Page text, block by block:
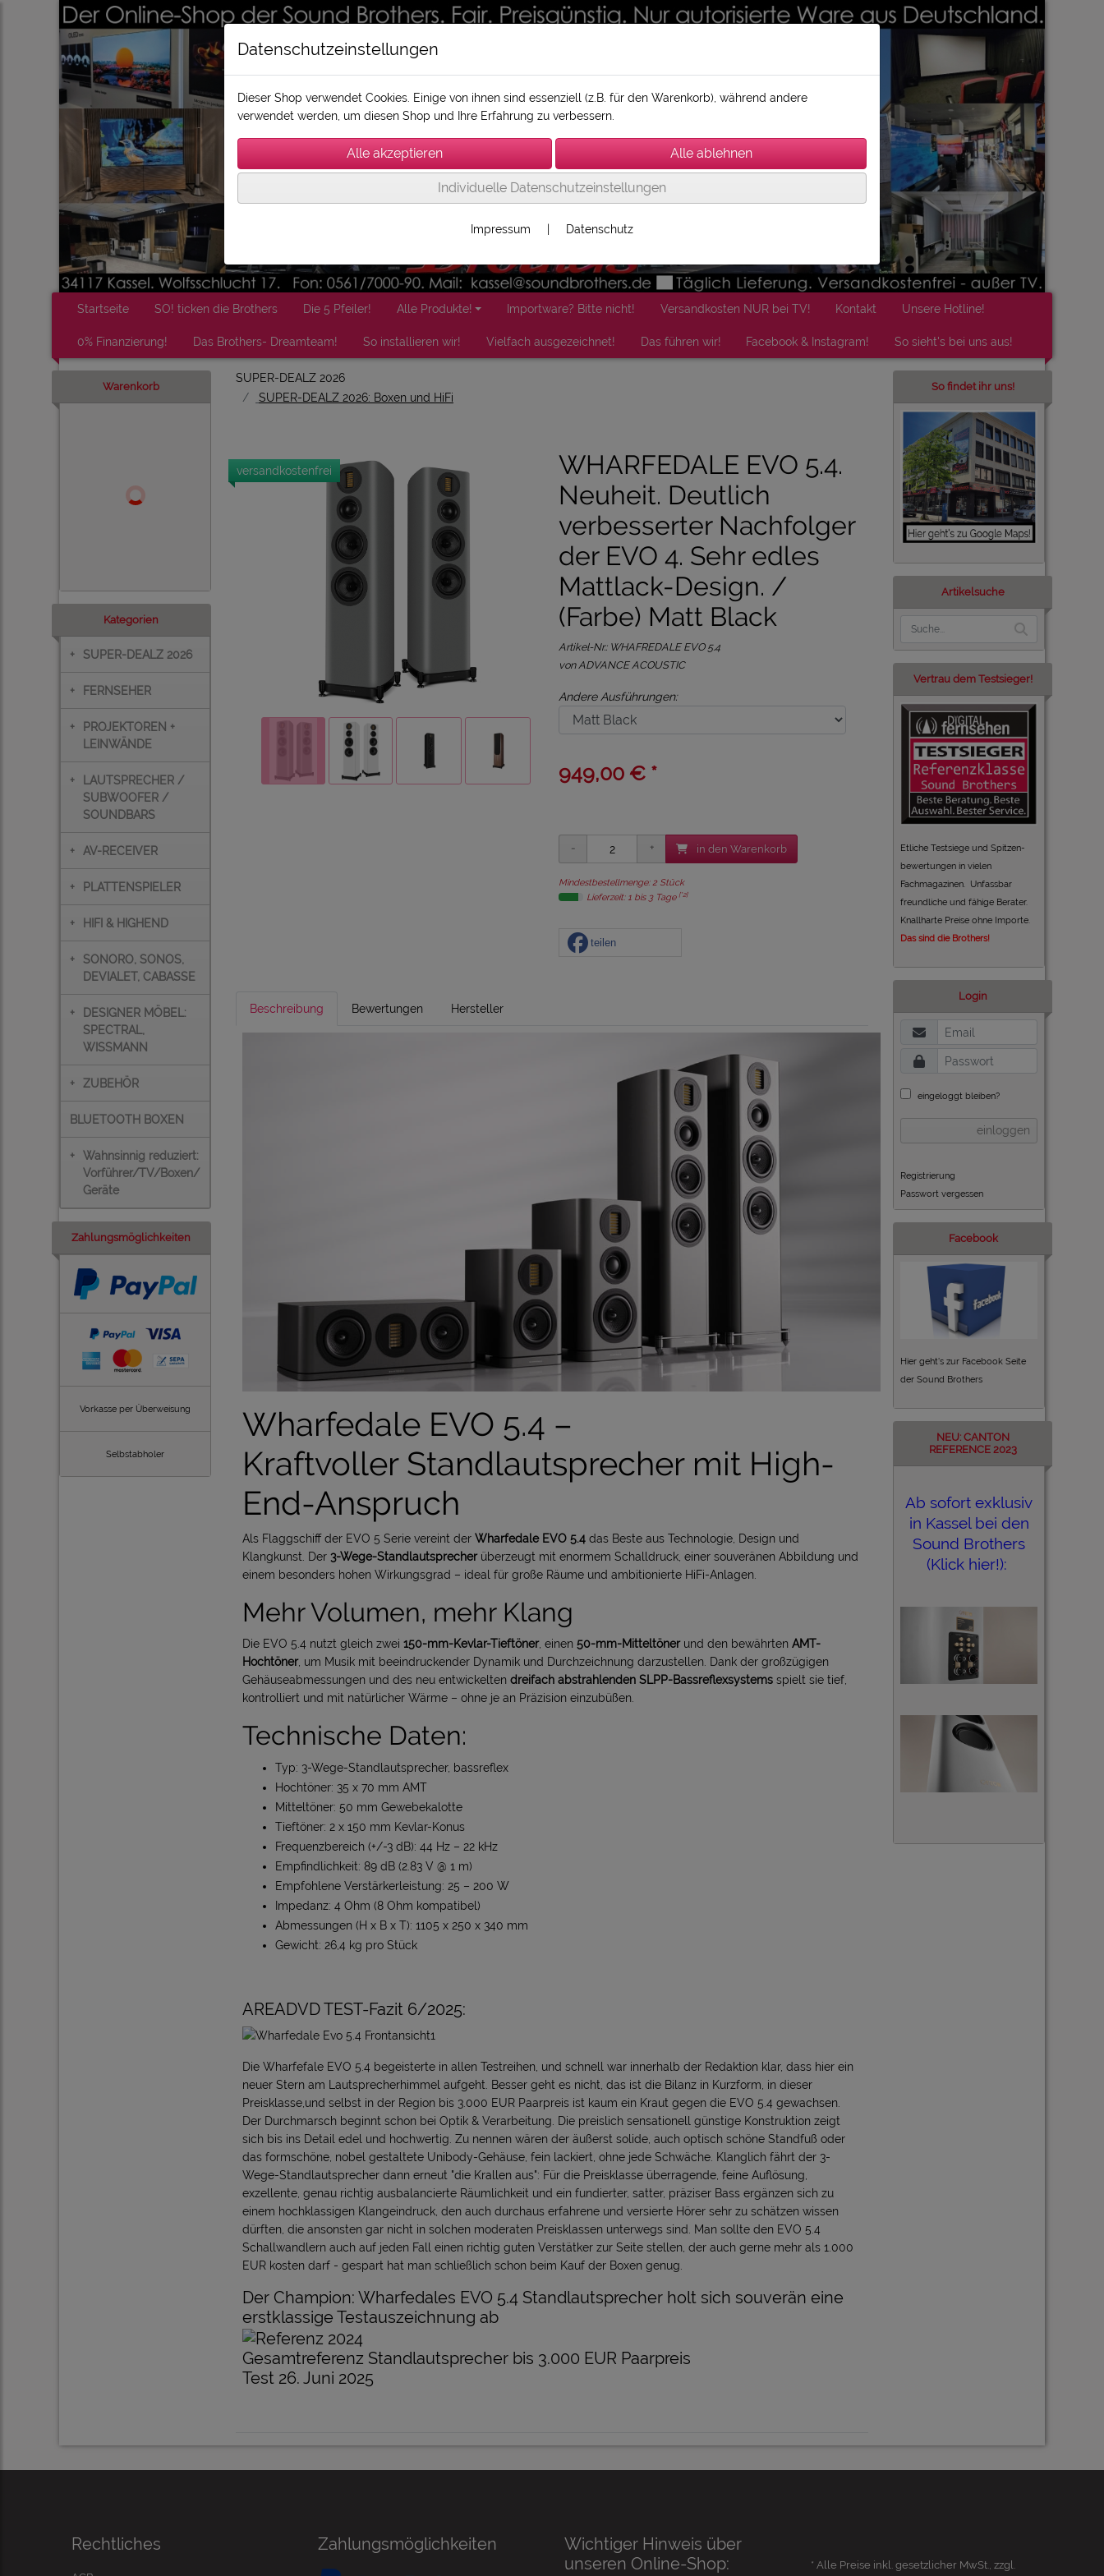
Startseite SO! ticken die Brothers Die 5 Pfeiler! Alle Produkte! Importware? Bitte nicht! Versandkosten NUR bei TV! Kontakt Unsere Hotline!
0% Finanzierung! Das Brothers- Dreamteam! So installieren wir! Vielfach ausgezeichnet! Das führen wir! Facebook & Instagram! So sieht's bei uns aus!
Warenkorb
Kategorien
+ SUPER-DEALZ 2026
+ FERNSEHER
+
PROJEKTOREN +
LEINWÄNDE
+
LAUTSPRECHER /
SUBWOOFER /
SOUNDBARS
+ AV-RECEIVER
+ PLATTENSPIELER
+ HIFI & HIGHEND
+
SONORO, SONOS,
DEVIALET, CABASSE
+
DESIGNER MÖBEL:
SPECTRAL,
WISSMANN
+ ZUBEHÖR
BLUETOOTH BOXEN
+ Wahnsinnig reduziert:
Vorführer/TV/Boxen/
Geräte
Zahlungsmöglichkeiten
Vorkasse per Überweisung
Selbstabholer
SUPER-DEALZ 2026
SUPER-DEALZ 2026: Boxen und HiFi
versandkostenfrei
WHARFEDALE EVO 5.4.
Neuheit. Deutlich
verbesserter Nachfolger
der EVO 4. Sehr edles
Mattlack-Design. /
(Farbe) Matt Black
Artikel-Nr.: WHAFREDALE EVO 5.4
von ADVANCE ACOUSTIC
Andere Ausführungen:
949,00 € *
in den Warenkorb
Mindestbestellmenge: 2 Stück
Lieferzeit: 1 bis 3 Tage [*2]
teilen
Beschreibung Bewertungen Hersteller
Wharfedale EVO 5.4 –
Kraftvoller Standlautsprecher mit High-
End-Anspruch
Als Flaggschiff der EVO 5 Serie vereint der Wharfedale EVO 5.4 das Beste aus Technologie, Design und
Klangkunst. Der 3-Wege-Standlautsprecherüberzeugt mit enormem Schalldruck, einer souveränen Abbildung und
einem besonders hohen Wirkungsgrad – ideal für große Räume und ambitionierte HiFi-Anlagen.
Mehr Volumen, mehr Klang
Die EVO 5.4 nutzt gleich zwei 150-mm-Kevlar-Tieftöner, einen 50-mm-Mitteltönerund den bewährten AMT-
Hochtöner, um Musik mit beeindruckender Dynamik und Durchzeichnung darzustellen. Dank der großzügigen
Gehäuseabmessungen und des neu entwickelten dreifach abstrahlenden SLPP-Bassreflexsystems spielt sie tief,
kontrolliert und mit natürlicher Wärme – ohne je an Präzision einzubüßen.
Technische Daten:
Typ: 3-Wege-Standlautsprecher, bassreflex
Hochtöner: 35 x 70 mm AMT
Mitteltöner: 50 mm Gewebekalotte
Tieftöner: 2 x 150 mm Kevlar-Konus
Frequenzbereich (+/-3 dB): 44 Hz – 22 kHz
Empfindlichkeit: 89 dB (2.83 V @ 1 m)
Empfohlene Verstärkerleistung: 25 – 200 W
Impedanz: 4 Ohm (8 Ohm kompatibel)
Abmessungen (H x B x T): 1105 x 250 x 340 mm
Gewicht: 26,4 kg pro Stück
AREADVD TEST-Fazit 6/2025:
Die Wharfefale EVO 5.4 begeisterte in allen Testreihen, und schnell war innerhalb der Redaktion klar, dass hier ein
neuer Stern am Lautsprecherhimmel aufgeht. Besser geht es nicht, das ist die Bilanz in Kurzform, in dieser
Preisklasse,und selbst in der Region bis 3.000 EUR Paarpreis ist kaum ein Kraut gegen die EVO 5.4 gewachsen.
Der Durchmarsch beginnt schon bei Optik & Verarbeitung. Die preislich sensationell günstige Konstruktion zeigt
sich bis ins Detail edel und hochwertig. Zu nennen wären der äußerst solide, auch optisch schöne Standfuß oder
das formschöne, nobel gestaltete Unibody-Gehäuse, fein lackiert, ohne jede Schwäche. Klanglich fährt der 3-
Wege-Standlautsprecher dann erneut "die Krallen aus": Für die Preisklasse überragende, feine Auflösung,
exzellente, genau richtig ausbalancierte Räumlichkeit und ein fundierter, satter, präziser Bass ergänzen sich zu
einem hochklassigen Klangeindruck, den auch durchaus erfahrene und versierte Hörer sehr zu schätzen wissen
dürften, die ansonsten gar nicht in solchen moderaten Preisklassen unterwegs sind. Man sollte den EVO 5.4
Schallwandlern auch auf jeden Fall einen richtig guten Verstätker zur Seite stellen, der auch gerne mehr als 1.000
EUR kosten darf - gespart hat man schließlich schon beim Kauf der Boxen genug.
Der Champion: Wharfedales EVO 5.4 Standlautsprecher holt sich souverän eine
erstklassige Testauszeichnung ab
Gesamtreferenz Standlautsprecher bis 3.000 EUR Paarpreis
Test 26. Juni 2025
So findet ihr uns!
Artikelsuche
Vertrau dem Testsieger!
Etliche Testsiege und Spitzen-
bewertungen in vielen
Fachmagazinen. Unfassbar
freundliche und fähige Berater.
Knallharte Preise ohne Importe.
Das sind die Brothers!
Login
eingeloggt bleiben?
einloggen
Registrierung
Passwort vergessen
Facebook
Hier geht's zur Facebook Seite
der Sound Brothers
NEU: CANTON
REFERENCE 2023
Ab sofort exklusiv
in Kassel bei den
Sound Brothers
(Klick hier!):
Rechtliches Zahlungsmöglichkeiten
Wichtiger Hinweis über
unseren Online-Shop:
* Alle Preise inkl. gesetzlicher MwSt., zzgl.
Datenschutzeinstellungen
Dieser Shop verwendet Cookies. Einige von ihnen sind essenziell (z.B. für den Warenkorb), während andere
verwendet werden, um diesen Shop und Ihre Erfahrung zu verbessern.
Individuelle Datenschutzeinstellungen
Impressum Datenschutz